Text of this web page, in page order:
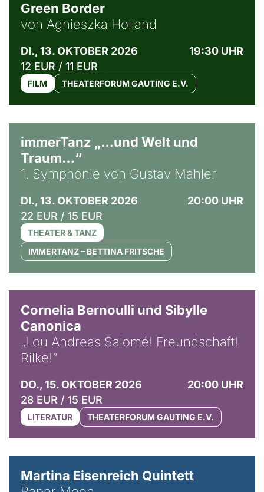
Green Border
von Agnieszka Holland
DI., 13. OKTOBER 2026
19:30 UHR
12 EUR / 11 EUR
FILM THEATERFORUM GAUTING E.V.
immerTanz „…und Welt und
Traum…“
1. Symphonie von Gustav Mahler
DI., 13. OKTOBER 2026
20:00 UHR
22 EUR / 15 EUR
THEATER & TANZ
IMMERTANZ – BETTINA FRITSCHE
Cornelia Bernoulli und Sibylle
Canonica
„Lou Andreas Salomé! Freundschaft!
Rilke!“
DO., 15. OKTOBER 2026
20:00 UHR
28 EUR / 15 EUR
LITERATUR THEATERFORUM GAUTING E.V.
Martina Eisenreich Quintett